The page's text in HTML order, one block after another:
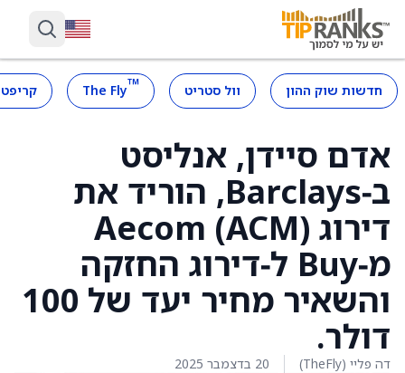
חדשות שוק ההון וול סטריט ™
The Fly
אדם סיידן, אנליסט
ב‑Barclays, הוריד את
דירוג Aecom (ACM)
מ‑Buy ל‑דירוג החזקה
והשאיר מחיר יעד של 100
דולר.
דה פליי (TheFly) 20 בדצמבר 2025